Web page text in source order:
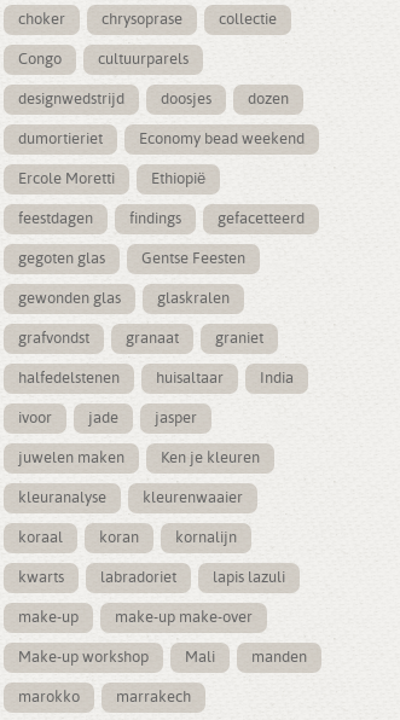
choker chrysoprase collectie
Congo cultuurparels
designwedstrijd doosjes dozen
dumortieriet Economy bead weekend
Ercole Moretti Ethiopië
feestdagen findings gefacetteerd
gegoten glas Gentse Feesten
gewonden glas glaskralen
grafvondst granaat graniet
halfedelstenen huisaltaar India
ivoor jade jasper
juwelen maken Ken je kleuren
kleuranalyse kleurenwaaier
koraal koran kornalijn
kwarts labradoriet lapis lazuli
make-up make-up make-over
Make-up workshop Mali manden
marokko marrakech